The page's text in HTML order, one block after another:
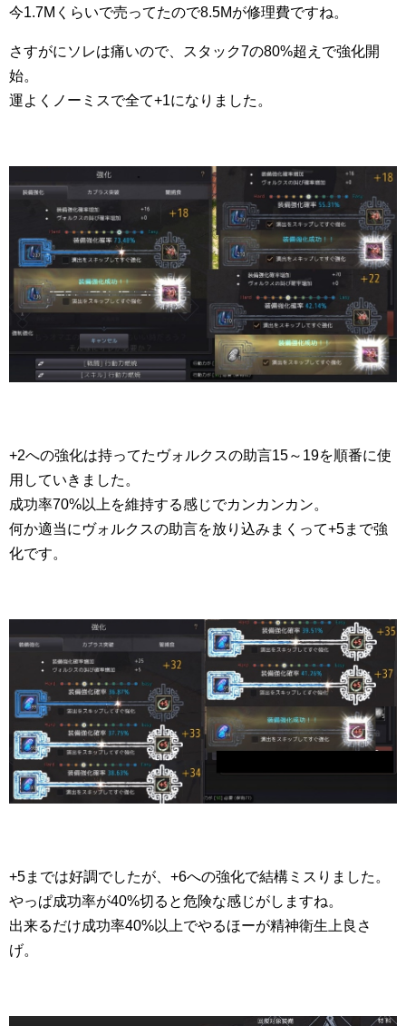
今1.7Mくらいで売ってたので8.5Mが修理費ですね。
さすがにソレは痛いので、スタック7の80%超えで強化開
始。
運よくノーミスで全て+1になりました。
+2への強化は持ってたヴォルクスの助言15～19を順番に使
用していきました。
成功率70%以上を維持する感じでカンカンカン。
何か適当にヴォルクスの助言を放り込みまくって+5まで強
化です。
+5までは好調でしたが、+6への強化で結構ミスりました。
やっぱ成功率が40%切ると危険な感じがしますね。
出来るだけ成功率40%以上でやるほーが精神衛生上良さ
げ。